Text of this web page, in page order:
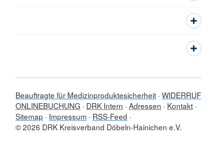
Beauftragte für Medizinproduktesicherheit WIDERRUF
ONLINEBUCHUNG
DRK Intern Adressen
Kontakt
Sitemap
Impressum
RSS-Feed
© 2026 DRK Kreisverband Döbeln-Hainichen e.V.